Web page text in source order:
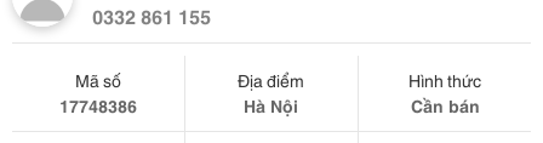
0332 861 155
Mã số
17748386
Địa điểm
Hà Nội
Hình thức
Cần bán